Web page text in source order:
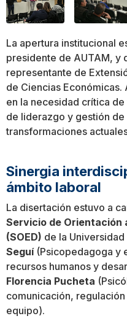
La apertura institucional
presidente de AUTAM, y
representante de
de Ciencias
en la necesidad crítica
de liderazgo y gestión
transformaciones
Sinergia
ámbito laboral
La disertación estuvo a
Servicio de Orientación
(SOED) de la
Seguí(Psicopedagoga y
recursos humanos y
Florencia Pucheta
comunicación,
equipo).